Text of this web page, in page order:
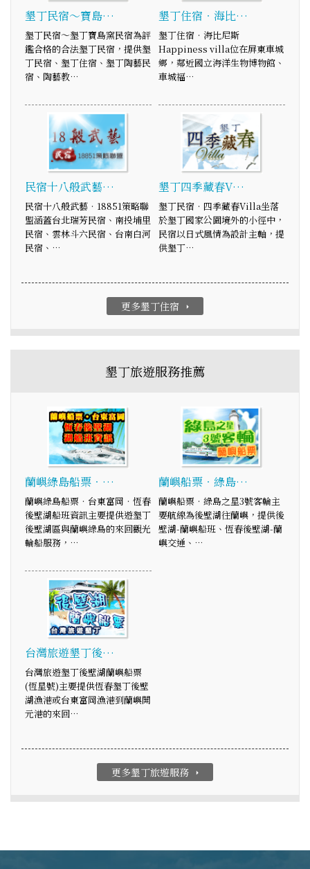
墾丁民宿～寶島…
墾丁民宿～墾丁寶島窯民宿為評
鑑合格的合法墾丁民宿，提供墾
丁民宿、墾丁住宿、墾丁陶藝民
宿、陶藝教…
墾丁住宿‧海比…
墾丁住宿‧海比尼斯
Happiness villa位在屏東車城
鄉，鄰近國立海洋生物博物館、
車城福…
民宿十八般武藝…
民宿十八般武藝‧18851策略聯
盟涵蓋台北瑞芳民宿、南投埔里
民宿、雲林斗六民宿、台南白河
民宿、…
墾丁四季藏春V…
墾丁民宿‧四季藏春Villa坐落
於墾丁國家公園境外的小徑中，
民宿以日式風情為設計主軸，提
供墾丁…
更多墾丁住宿 arrow_right
墾丁旅遊服務推薦
蘭嶼綠島船票‧…
蘭嶼綠島船票‧台東富岡‧恆春
後壁湖船班資訊主要提供遊墾丁
後壁湖區與蘭嶼綠島的來回觀光
輪船服務，…
蘭嶼船票‧綠島…
蘭嶼船票‧綠島之星3號客輪主
要航線為後壁湖往蘭嶼，提供後
壁湖-蘭嶼船班、恆春後壁湖-蘭
嶼交通、…
台灣旅遊墾丁後…
台灣旅遊墾丁後壁湖蘭嶼船票
(恆星號)主要提供恆春墾丁後壁
湖漁港或台東富岡漁港到蘭嶼開
元港的來回…
更多墾丁旅遊服務 arrow_right